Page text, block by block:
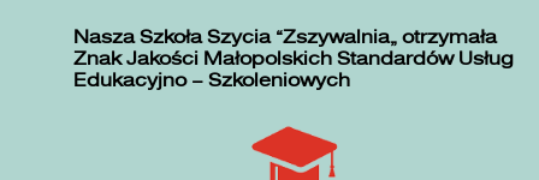
Nasza Szkoła Szycia „Zszywalnia” otrzymała
Znak Jakości Małopolskich Standardów Usług
Edukacyjno – Szkoleniowych